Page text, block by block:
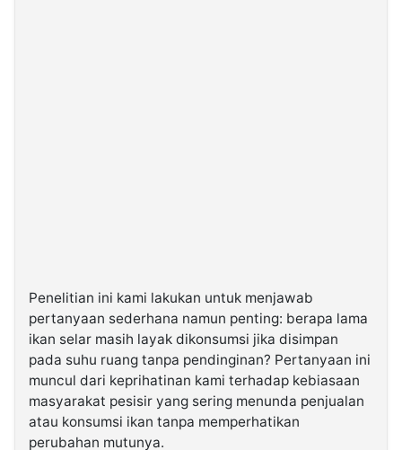
Penelitian ini kami lakukan untuk menjawab
pertanyaan sederhana namun penting: berapa lama
ikan selar masih layak dikonsumsi jika disimpan
pada suhu ruang tanpa pendinginan? Pertanyaan ini
muncul dari keprihatinan kami terhadap kebiasaan
masyarakat pesisir yang sering menunda penjualan
atau konsumsi ikan tanpa memperhatikan
perubahan mutunya.